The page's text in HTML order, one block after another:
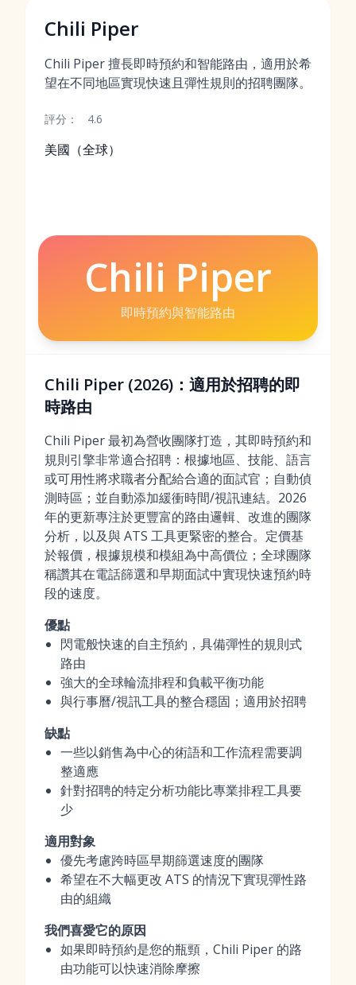
Chili Piper
Chili Piper 擅長即時預約和智能路由，適用於希
望在不同地區實現快速且彈性規則的招聘團隊。
評分： 4.6
美國（全球）
Chili Piper
即時預約與智能路由
Chili Piper (2026)：適用於招聘的即
時路由
Chili Piper 最初為營收團隊打造，其即時預約和
規則引擎非常適合招聘：根據地區、技能、語言
或可用性將求職者分配給合適的面試官；自動偵
測時區；並自動添加緩衝時間/視訊連結。2026
年的更新專注於更豐富的路由邏輯、改進的團隊
分析，以及與 ATS 工具更緊密的整合。定價基
於報價，根據規模和模組為中高價位；全球團隊
稱讚其在電話篩選和早期面試中實現快速預約時
段的速度。
優點
閃電般快速的自主預約，具備彈性的規則式
路由
強大的全球輪流排程和負載平衡功能
與行事曆/視訊工具的整合穩固；適用於招聘
缺點
一些以銷售為中心的術語和工作流程需要調
整適應
針對招聘的特定分析功能比專業排程工具要
少
適用對象
優先考慮跨時區早期篩選速度的團隊
希望在不大幅更改 ATS 的情況下實現彈性路
由的組織
我們喜愛它的原因
如果即時預約是您的瓶頸，Chili Piper 的路
由功能可以快速消除摩擦